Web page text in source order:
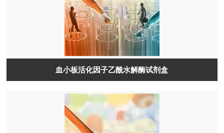
血小板活化因子乙酰水解酶试剂盒